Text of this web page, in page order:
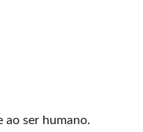
ao ser humano.